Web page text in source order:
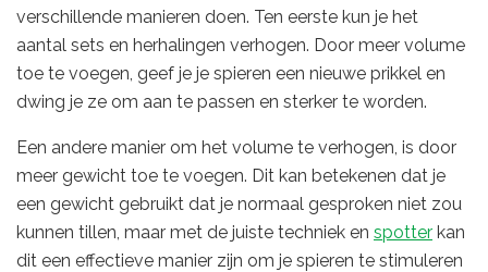
verschillende manieren doen. Ten eerste kun je het
aantal sets en herhalingen verhogen. Door meer volume
toe te voegen, geef je je spieren een nieuwe prikkel en
dwing je ze om aan te passen en sterker te worden.
Een andere manier om het volume te verhogen, is door
meer gewicht toe te voegen. Dit kan betekenen dat je
een gewicht gebruikt dat je normaal gesproken niet zou
kunnen tillen, maar met de juiste techniek en spotter kan
dit een effectieve manier zijn om je spieren te stimuleren